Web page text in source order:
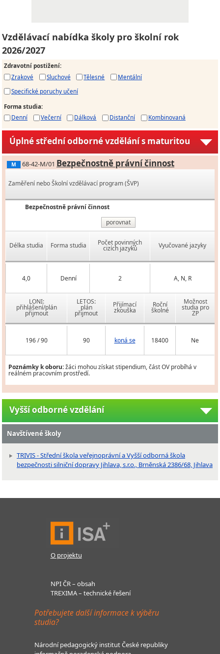
Vzdělávací nabídka školy pro školní rok
2026/2027
Zdravotní postižení:
Zrakové
Sluchové Tělesné
Mentální
Specifické poruchy učení
Forma studia:
Denní
Večerní Dálková Distanční Kombinovaná
Úplné střední odborné vzdělání s maturitou
M 68-42-M/01 Bezpečnostně právní činnost
Zaměření nebo Školní vzdělávací program (ŠVP)
Bezpečnostně právní činnost
porovnat
Délka studia Forma studia Počet povinných
cizích jazyků Vyučované jazyky
4,0 Denní 2 A, N, R
LONI:
přihlášení/plán
přijmout
LETOS:
plán
přijmout
Přijímací
zkouška
Roční
školné
Možnost
studia pro
ZP
196 / 90 90 koná se 18400 Ne
Poznámky k oboru:žáci mohou získat stipendium, část OV probíhá v
reálném pracovním prostředí.
Vyšší odborné vzdělání
Navštívené školy
TRIVIS - Střední škola veřejnoprávní a Vyšší odborná škola
bezpečnosti silniční dopravy Jihlava, s.r.o., Brněnská 2386/68, Jihlava
O projektu
NPI ČR – obsah
TREXIMA – technické řešení
Potřebujete další informace k výběru
studia?
Národní pedagogický institut České republiky